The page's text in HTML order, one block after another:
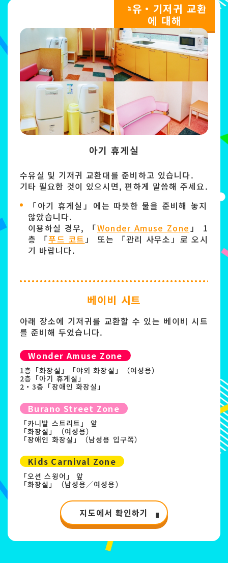
수유・기저귀 교환
에 대해
아기 휴게실
수유실 및 기저귀 교환대를 준비하고 있습니다.
기타 필요한 것이 있으시면, 편하게 말씀해 주세요.
「아기 휴게실」에는 따뜻한 물을 준비해 놓지
않았습니다.
이용하실 경우, 「Wonder Amuse Zone」 1
층 「푸드 코트」 또는 「관리 사무소」로 오시
기 바랍니다.
베이비 시트
아래 장소에 기저귀를 교환할 수 있는 베이비 시트
를 준비해 두었습니다.
Wonder Amuse Zone
1층「화장실」「야외 화장실」（여성용）
2층「아기 휴게실」
2・3층「장애인 화장실」
Burano Street Zone
「카니발 스트리트」 앞
「화장실」（여성용）
「장애인 화장실」（남성용 입구쪽）
Kids Carnival Zone
「오션 스윙어」 앞
「화장실」（남성용／여성용）
지도에서 확인하기